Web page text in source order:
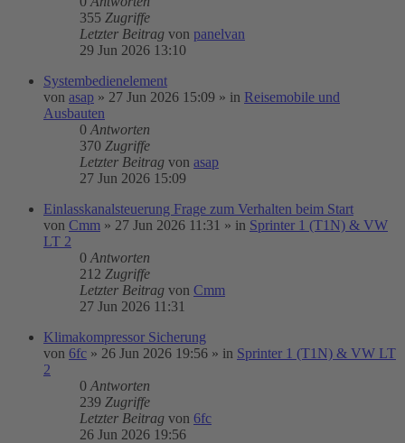
355 Zugriffe
Letzter Beitrag von panelvan
29 Jun 2026 13:10
Systembedienelement
von asap » 27 Jun 2026 15:09 » in Reisemobile und
Ausbauten
0 Antworten
370 Zugriffe
Letzter Beitrag von asap
27 Jun 2026 15:09
Einlasskanalsteuerung Frage zum Verhalten beim Start
von Cmm » 27 Jun 2026 11:31 » in Sprinter 1 (T1N) & VW
LT 2
0 Antworten
212 Zugriffe
Letzter Beitrag von Cmm
27 Jun 2026 11:31
Klimakompressor Sicherung
von 6fc » 26 Jun 2026 19:56 » in Sprinter 1 (T1N) & VW LT
2
0 Antworten
239 Zugriffe
Letzter Beitrag von 6fc
26 Jun 2026 19:56